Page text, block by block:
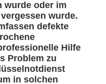
wurde oder im
wurde.
defekte
Hilfe
Problem zu
in solchen